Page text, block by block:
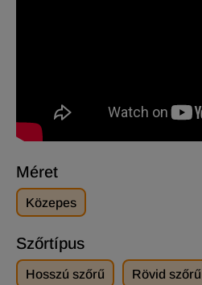
Méret
Közepes
Szőrtípus
Hosszú szőrű Rövid szőrű